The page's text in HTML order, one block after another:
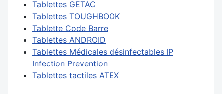
Tablettes GETAC
Tablettes TOUGHBOOK
Tablette Code Barre
Tablettes ANDROID
Tablettes Médicales désinfectables IP
Infection Prevention
Tablettes tactiles ATEX